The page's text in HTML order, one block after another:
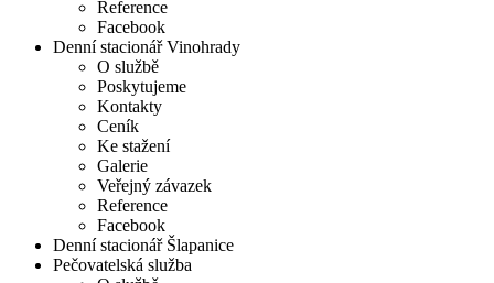
Reference
Facebook
Denní stacionář Vinohrady
O službě
Poskytujeme
Kontakty
Ceník
Ke stažení
Galerie
Veřejný závazek
Reference
Facebook
Denní stacionář Šlapanice
Pečovatelská služba